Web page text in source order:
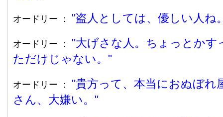
オードリー ： 盗人としては、優しい人ね
オードリー ：
大げさな人。ちょっとかす
ただけじゃない。
オードリー ：
貴方って、本当におぬぼれ
さん、大嫌い。